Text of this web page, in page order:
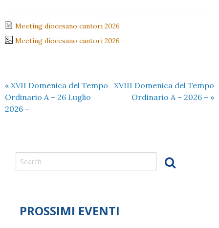
Meeting diocesano cantori 2026
Meeting diocesano cantori 2026
« XVII Domenica del Tempo
Ordinario A – 26 Luglio
2026 –
XVIII Domenica del Tempo
Ordinario A – 2026 – »
PROSSIMI EVENTI